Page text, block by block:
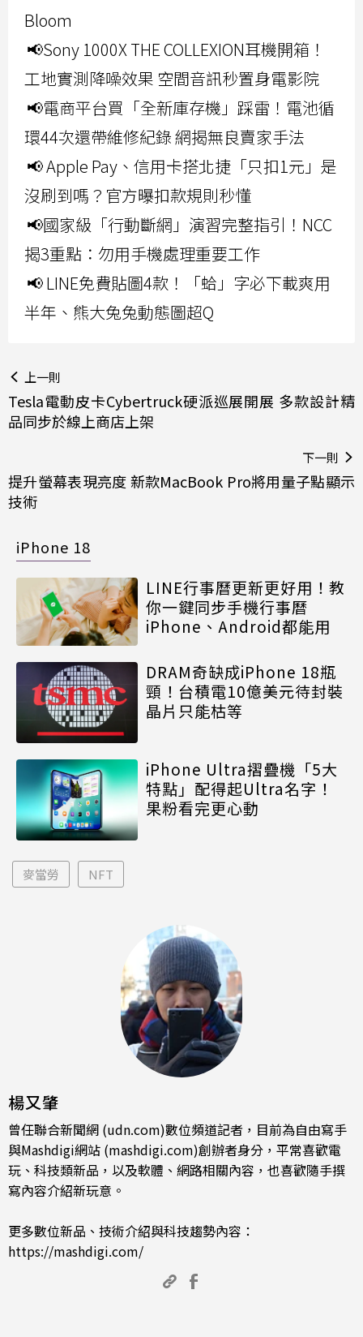
Bloom
📢Sony 1000X THE COLLEXION耳機開箱！
工地實測降噪效果 空間音訊秒置身電影院
📢電商平台買「全新庫存機」踩雷！電池循
環44次還帶維修紀錄 網揭無良賣家手法
📢 Apple Pay、信用卡搭北捷「只扣1元」是
沒刷到嗎？官方曝扣款規則秒懂
📢國家級「行動斷網」演習完整指引！NCC
揭3重點：勿用手機處理重要工作
📢 LINE免費貼圖4款！「蛤」字必下載爽用
半年、熊大兔兔動態圖超Q
上一則
Tesla電動皮卡Cybertruck硬派巡展開展 多款設計精
品同步於線上商店上架
下一則
提升螢幕表現亮度 新款MacBook Pro將用量子點顯示
技術
iPhone 18
LINE行事曆更新更好用！教
你一鍵同步手機行事曆
iPhone、Android都能用
DRAM奇缺成iPhone 18瓶
頸！台積電10億美元待封裝
晶片只能枯等
iPhone Ultra摺疊機「5大
特點」配得起Ultra名字！
果粉看完更心動
麥當勞 NFT
楊又肇
曾任聯合新聞網 (udn.com)數位頻道記者，目前為自由寫手
與Mashdigi網站 (mashdigi.com)創辦者身分，平常喜歡電
玩、科技類新品，以及軟體、網路相關內容，也喜歡隨手撰
寫內容介紹新玩意。
更多數位新品、技術介紹與科技趨勢內容：
https://mashdigi.com/